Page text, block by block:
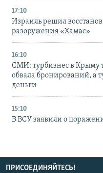
17:10
Израиль решил
разоружения «Хамас»
16:10
СМИ: турбизнес в Крыму
обвала бронирований, а
деньги
15:10
В ВСУ заявили о
ПРИСОЕДИНЯЙТЕСЬ!